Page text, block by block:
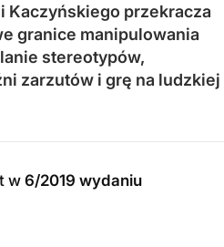
Kaczyńskiego przekracza
granice manipulowania
stereotypów,
zarzutów i grę na ludzkiej
w 6/2019 wydaniu